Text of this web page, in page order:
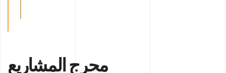
محرجالمشاريع